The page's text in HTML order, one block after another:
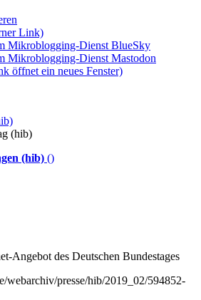
Link)
Mikroblogging-Dienst BlueSky
Mikroblogging-Dienst Mastodon
öffnet ein neues Fenster)
(hib)
(hib) ()
Angebot des Deutschen Bundestages
webarchiv/presse/hib/2019_02/594852-